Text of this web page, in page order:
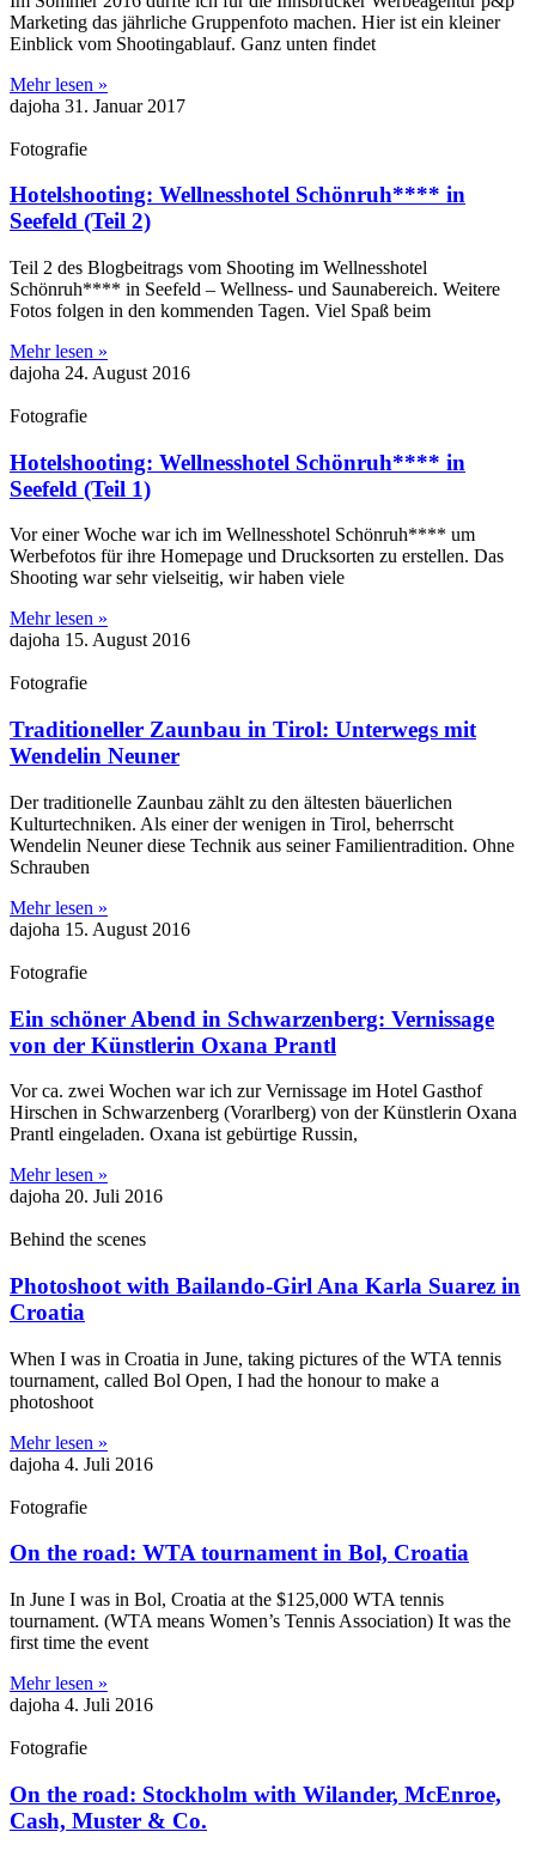
Marketing das jährliche Gruppenfoto machen. Hier ist ein kleiner
Einblick vom Shootingablauf. Ganz unten findet
Mehr lesen »
dajoha 31. Januar 2017
Fotografie
Hotelshooting: Wellnesshotel Schönruh**** in
Seefeld (Teil 2)
Teil 2 des Blogbeitrags vom Shooting im Wellnesshotel
Schönruh**** in Seefeld – Wellness- und Saunabereich. Weitere
Fotos folgen in den kommenden Tagen. Viel Spaß beim
Mehr lesen »
dajoha 24. August 2016
Fotografie
Hotelshooting: Wellnesshotel Schönruh**** in
Seefeld (Teil 1)
Vor einer Woche war ich im Wellnesshotel Schönruh**** um
Werbefotos für ihre Homepage und Drucksorten zu erstellen. Das
Shooting war sehr vielseitig, wir haben viele
Mehr lesen »
dajoha 15. August 2016
Fotografie
Traditioneller Zaunbau in Tirol: Unterwegs mit
Wendelin Neuner
Der traditionelle Zaunbau zählt zu den ältesten bäuerlichen
Kulturtechniken. Als einer der wenigen in Tirol, beherrscht
Wendelin Neuner diese Technik aus seiner Familientradition. Ohne
Schrauben
Mehr lesen »
dajoha 15. August 2016
Fotografie
Ein schöner Abend in Schwarzenberg: Vernissage
von der Künstlerin Oxana Prantl
Vor ca. zwei Wochen war ich zur Vernissage im Hotel Gasthof
Hirschen in Schwarzenberg (Vorarlberg) von der Künstlerin Oxana
Prantl eingeladen. Oxana ist gebürtige Russin,
Mehr lesen »
dajoha 20. Juli 2016
Behind the scenes
Photoshoot with Bailando-Girl Ana Karla Suarez in
Croatia
When I was in Croatia in June, taking pictures of the WTA tennis
tournament, called Bol Open, I had the honour to make a
photoshoot
Mehr lesen »
dajoha 4. Juli 2016
Fotografie
On the road: WTA tournament in Bol, Croatia
In June I was in Bol, Croatia at the $125,000 WTA tennis
tournament. (WTA means Women’s Tennis Association) It was the
first time the event
Mehr lesen »
dajoha 4. Juli 2016
Fotografie
On the road: Stockholm with Wilander, McEnroe,
Cash, Muster & Co.